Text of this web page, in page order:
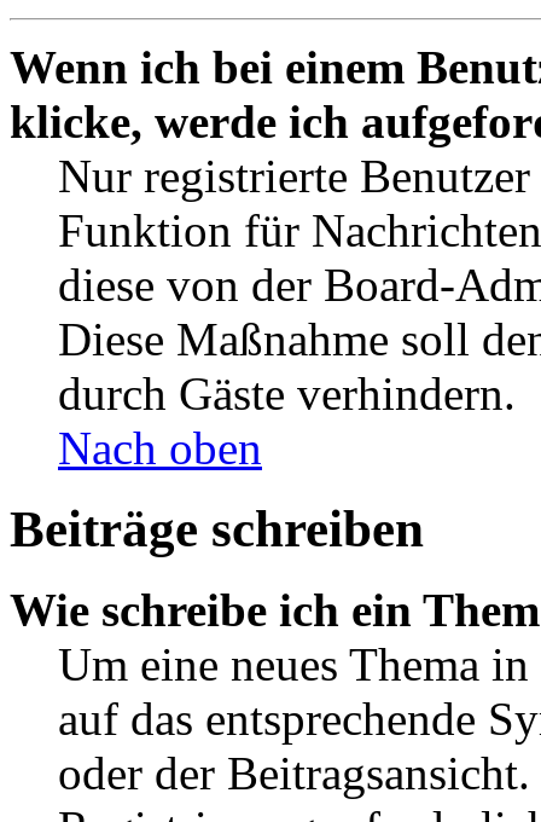
Wenn ich bei einem
klicke, werde ich
Nur registrierte
Funktion für
diese von der Board-
Diese Maßnahme soll
durch Gäste verhindern.
Nach oben
Beiträge schreiben
Wie schreibe ich ein
Um eine neues Thema
auf das entsprechende
oder der